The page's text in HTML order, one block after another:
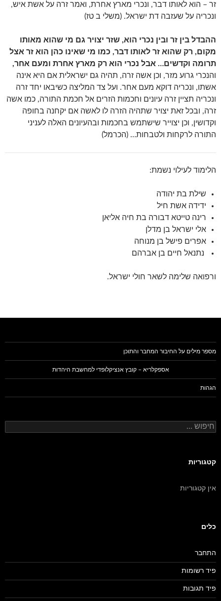
זר – הוא לאותו דבר, ונכרי מארץ אחרת, ואמר זרה על אשת איש,
ונכריה על שעזבה דת ישראל. (משלי ב טז)
ההבדל בין זר ובין נכרי הוא, שזר יצויר גם מי שהוא מאותו
מקום, רק שהוא זר לאותו דבר, כמו מי שאינו כהן הוא זר אצל
תרומה וקדשים… אבל נכרי הוא רק מארץ אחרת ומעם אחר,
והנכרי גרוע מזר, וכן אשה זרה, תהיה גם ישראלית אם היא אינה
אשתו, ונכריה דוקא מעם אחר. ועל צד המליצה כשיבאו יחד זרה
ונכריה תציין זרה עיונים וחכמות הזרים אל חכמת התורה, כמו אשה
זרה, ובכל זאת יצויר שתהיה הזרה לו לאשה אם יקחנה בחופה
וקדושין, וכן יצוייר שישתמש בחכמות ובהעיונים האלה לעניני
התורה לרקחות ולטבחות… (הכרמל)
הלימוד לעילוי נשמת:
שילת בת יהודה
ידידה אשת חיל
רינה טייטא דבורה בת חיה אליאן
אלי ישראל בן מדלן
אפרים פישל בן מנוחה
נתנאל חיים בן אברהם
ורפואה שלימה לשאר חולי ישראל.
מספר מילים על החיבור המחבר והתוכן
אספקלריא – קובץ אנציקלופדי למחשבת היהדות
הגהות
חיפוש:
קטגוריות
אין קטגוריות
כלים
התחבר
פיד רשומות
פיד תגובות